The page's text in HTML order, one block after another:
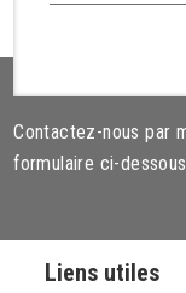
Contactez-nous par
formulaire ci-
Liens utiles